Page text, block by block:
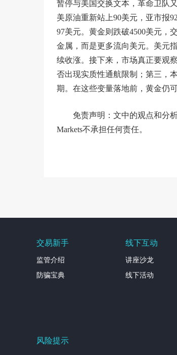
暂停与美国交换文本，革命卫队
美原油重新站上90美元，亚市报
97美元。黄金则跌破4500美元，
金属，而是更多流向美元。美元
续收涨。接下来，市场真正要观
否出现实质性通航限制；第三，
期。在这些变量落地前，黄金仍
免责声明：文中的观点和分
Markets不承担任何责任。
交易新手
监管介绍
防骗宝典
线下互动
讲座沙龙
线下活动
风险提示